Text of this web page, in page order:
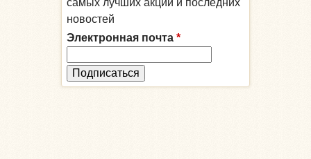
новостей
Электронная почта *